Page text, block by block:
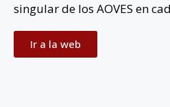
singular de los AOVES en
Ir a la web